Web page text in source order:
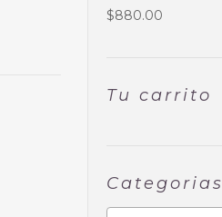
$880.00
Tu carrito
Categorias